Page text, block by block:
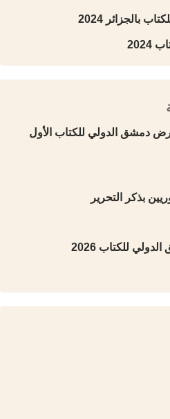
بالجزائر 2024
دمشق الدولي للكتاب الأول
بذكر التحرير
للكتاب 2026